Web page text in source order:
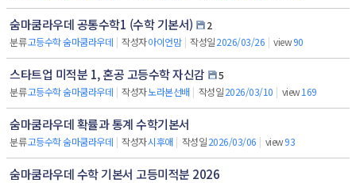
숨마쿰라우데 공통수학1 (수학 기본서)
2
분류고등수학 숨마쿰라우데 | 작성자아이언맘 | 작성일2026/03/26 | view90
스타트업 미적분 1, 혼공 고등수학 자신감
5
분류고등수학 숨마쿰라우데 | 작성자노라본선배 | 작성일2026/03/10 | view169
숨마쿰라우데 확률과 통계 수학기본서
분류고등수학 숨마쿰라우데 | 작성자시후애 | 작성일2026/03/06 | view93
숨마쿰라우데 수학 기본서 고등미적분 2026